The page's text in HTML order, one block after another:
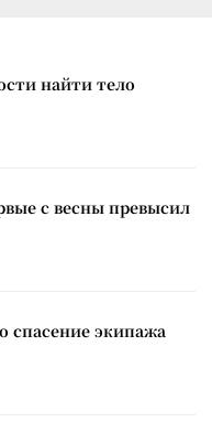
найти тело
с весны превысил
спасение экипажа